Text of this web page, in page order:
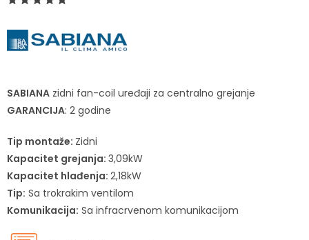
SABIANA zidni fan-coil uređaji za centralno grejanje
GARANCIJA: 2 godine
Tip montaže: Zidni
Kapacitet grejanja: 3,09kW
Kapacitet hlađenja: 2,18kW
Tip: Sa trokrakim ventilom
Komunikacija: Sa infracrvenom komunikacijom